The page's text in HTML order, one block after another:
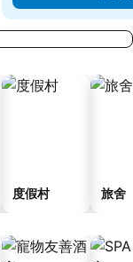
度假村 旅舍